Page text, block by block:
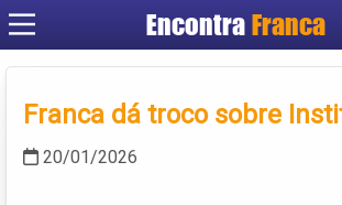
Encontra Franca
Cadastrar
Criar conta
Franca dá troco sobre
20/01/2026